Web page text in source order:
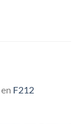
en F212